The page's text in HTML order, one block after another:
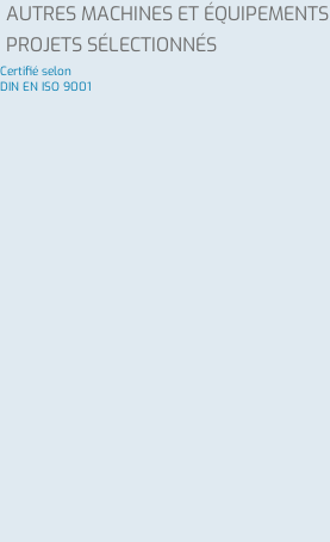
AUTRES MACHINES ET ÉQUIPEMENTS
PROJETS SÉLECTIONNÉS
Certifié selon
DIN EN ISO 9001